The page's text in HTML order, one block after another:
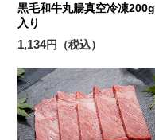
黒毛和牛丸腸真空冷凍200g
入り
1,134円（税込）